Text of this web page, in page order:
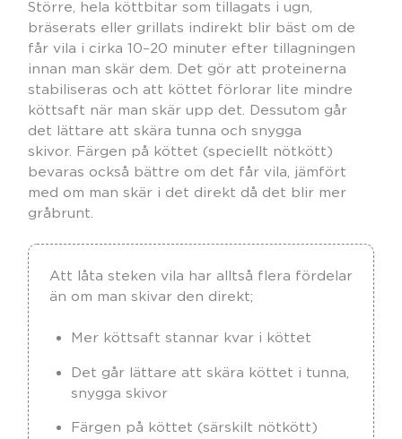
Större, hela köttbitar som tillagats i ugn,
bräserats eller grillats indirekt blir bäst om de
får vila i cirka 10–20 minuter efter tillagningen
innan man skär dem. Det gör att proteinerna
stabiliseras och att köttet förlorar lite mindre
köttsaft när man skär upp det. Dessutom går
det lättare att skära tunna och snygga
skivor. Färgen på köttet (speciellt nötkött)
bevaras också bättre om det får vila, jämfört
med om man skär i det direkt då det blir mer
gråbrunt.
Att låta steken vila har alltså flera fördelar
än om man skivar den direkt;
Mer köttsaft stannar kvar i köttet
Det går lättare att skära köttet i tunna,
snygga skivor
Färgen på köttet (särskilt nötkött)